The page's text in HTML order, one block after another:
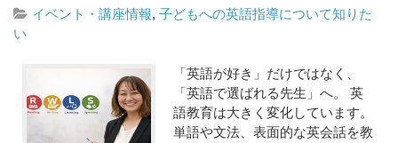
イベント・講座情報,子どもへの英語指導について知りた
い
「英語が好き」だけではなく、
「英語で選ばれる先生」へ。 英
語教育は大きく変化しています。
単語や文法、表面的な英会話を教